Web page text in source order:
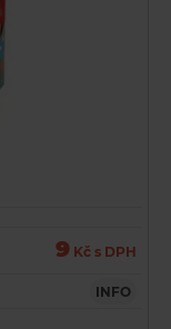
9 Kč s DPH
INFO